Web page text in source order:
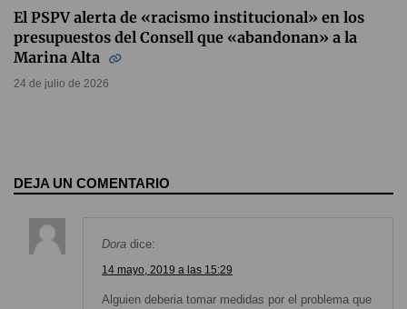
El PSPV alerta de «racismo institucional» en los
presupuestos del Consell que «abandonan» a la
Marina Alta
24 de julio de 2026
DEJA UN COMENTARIO
Dora dice:
14 mayo, 2019 a las 15:29
Alguien deberia tomar medidas por el problema que